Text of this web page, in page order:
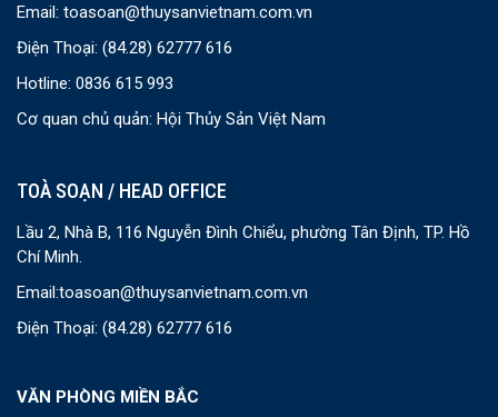
Email: toasoan@thuysanvietnam.com.vn
Điện Thoại: (84.28) 62777 616
Hotline: 0836 615 993
Cơ quan chủ quản: Hội Thủy Sản Việt Nam
TOÀ SOẠN / HEAD OFFICE
Lầu 2, Nhà B, 116 Nguyễn Đình Chiểu, phường Tân Định, TP. Hồ
Chí Minh.
Email:toasoan@thuysanvietnam.com.vn
Điện Thoại: (84.28) 62777 616
VĂN PHÒNG MIỀN BẮC